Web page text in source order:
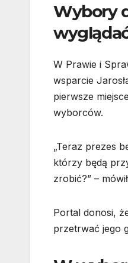
Wybory
W Prawie i
wsparcie
pierwsze
wyborców.
„Teraz prezes
którzy będą
zrobić?” –
Portal donosi,
przetrwać jego